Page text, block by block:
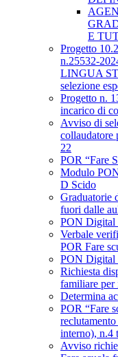
E
Progetto
n.25532-
LINGUA
selezione
Progetto n.
incarico di
Avviso di
collaudatore
22
POR “Fare
Modulo
D Scido
Graduatorie
fuori dalle
PON Digital
Verbale
POR Fare
PON Digital
Richiesta
familiare per
Determina
POR “Fare
interno), n.4
Avviso